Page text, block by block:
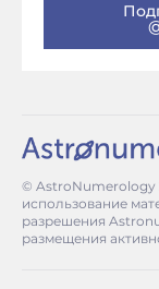
© AstroNumerology
использование
разрешения
размещения